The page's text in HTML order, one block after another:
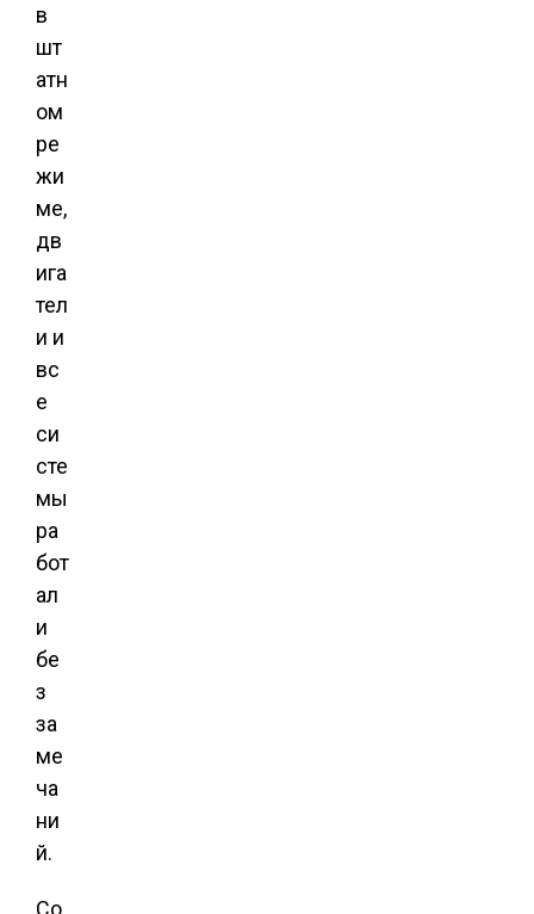
в
шт
атн
ом
ре
жи
ме,
дв
ига
тел
и и
вс
е
си
сте
мы
ра
бот
ал
и
бе
з
за
ме
ча
ни
й.
Со